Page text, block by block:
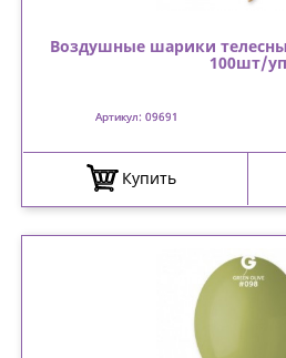
Воздушные шарики
100шт/уп
Артикул: 09691
Купить